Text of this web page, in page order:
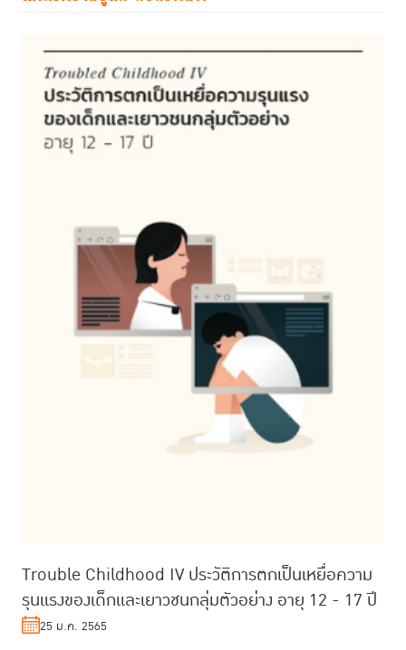
Trouble Childhood IV ประวัติการตกเป็นเหยื่อความ
รุนแรงของเด็กและเยาวชนกลุ่มตัวอย่าง อายุ 12 - 17 ปี
25 ม.ค. 2565